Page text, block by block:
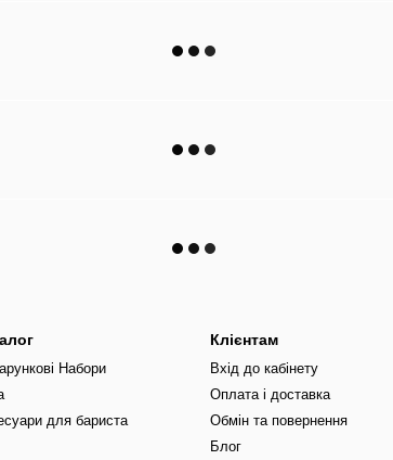
Набори
для бариста
Клієнтам
Вхід до кабінету
Оплата і доставка
Обмін та повернення
Блог